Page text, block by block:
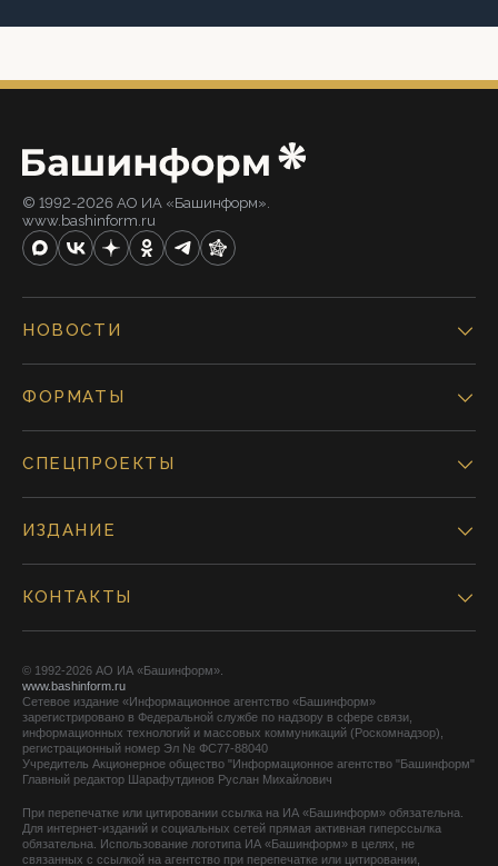
© 1992-2026 АО ИА «Башинформ».
www.bashinform.ru
НОВОСТИ
ФОРМАТЫ
СПЕЦПРОЕКТЫ
ИЗДАНИЕ
КОНТАКТЫ
© 1992-2026 АО ИА «Башинформ».
www.bashinform.ru
Сетевое издание «Информационное агентство «Башинформ»
зарегистрировано в Федеральной службе по надзору в сфере связи,
информационных технологий и массовых коммуникаций (Роскомнадзор),
регистрационный номер Эл № ФС77-88040
Учредитель Акционерное общество "Информационное агентство "Башинформ"
Главный редактор Шарафутдинов Руслан Михайлович
При перепечатке или цитировании ссылка на ИА «Башинформ» обязательна.
Для интернет-изданий и социальных сетей прямая активная гиперссылка
обязательна. Использование логотипа ИА «Башинформ» в целях, не
связанных с ссылкой на агентство при перепечатке или цитировании,